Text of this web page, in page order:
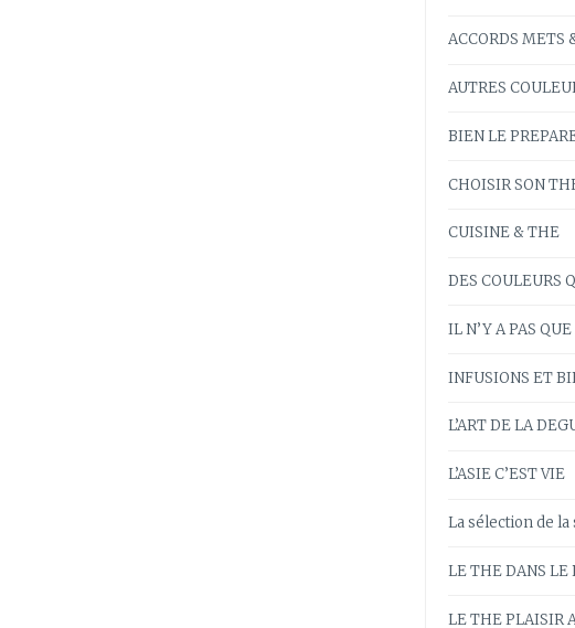
ACCORDS METS
AUTRES
BIEN LE
CHOISIR SON
CUISINE & THE
DES COULEURS
IL N’Y A PAS
INFUSIONS ET
L’ART DE LA
L’ASIE C’EST VIE
La sélection de la
LE THE DANS LE
LE THE PLAISIR